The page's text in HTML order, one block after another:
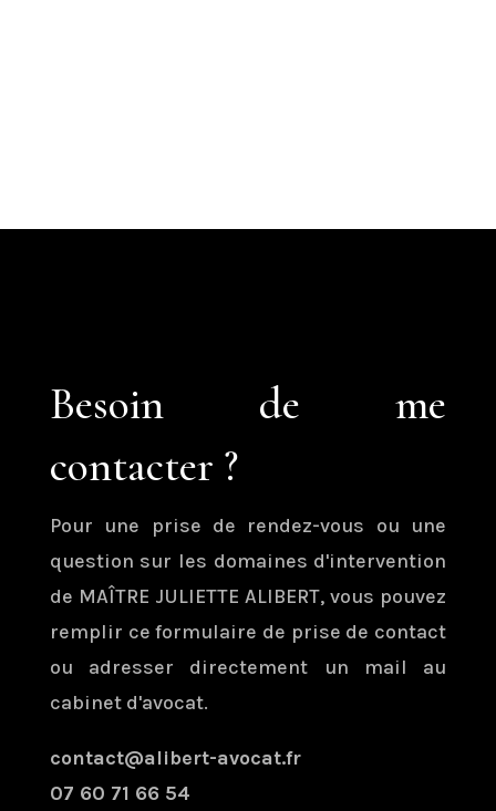
Besoin de me
contacter ?
Pour une prise de rendez-vous ou une
question sur les domaines d'intervention
de MAÎTRE JULIETTE ALIBERT, vous pouvez
remplir ce formulaire de prise de contact
ou adresser directement un mail au
cabinet d'avocat.
contact@alibert-avocat.fr
07 60 71 66 54